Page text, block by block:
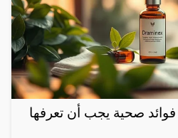
درامينكس: أفضل 5 فوائد صحية يجب أن تعرفها